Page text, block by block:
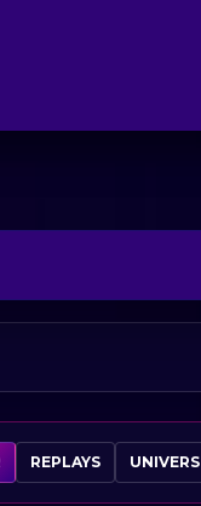
REPLAYS UNIVERS